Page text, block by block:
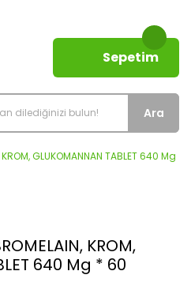
Ara
Sepetim
KROM,
640 Mg * 60